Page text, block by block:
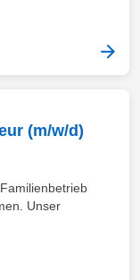
(m/w/d)
Unser